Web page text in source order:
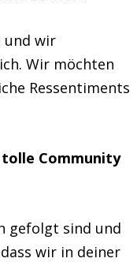
und wir
Wir möchten
Ressentiments
tolle Community
gefolgt sind und
wir in deiner